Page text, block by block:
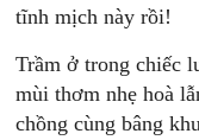
tĩnh mịch này rồi!
Trầm ở trong chiếc
mùi thơm nhẹ hoà
chồng cùng bâng